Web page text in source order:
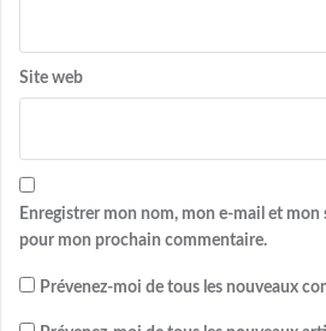
Site web
Enregistrer mon nom, mon e-mail et mon
pour mon prochain commentaire.
Prévenez-moi de tous les nouveaux